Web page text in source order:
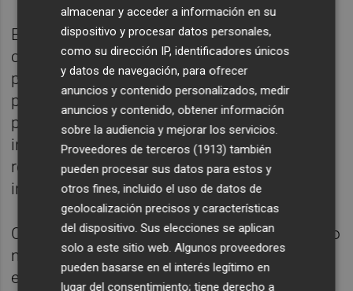
Entre las principales líneas de acción de la
compañía destacan la implementación de
planes específicos para la inclusión Lgbti,
programas de sensibilización y formación
para la plantilla, acciones de comunicación
inclusiva y mecanismos de prevención y
respuesta frente a comportamientos no
inclusivos.
Con su adhesión a REDI, B. Braun da un paso
más en su compromiso por construir
entornos profesionales que favorezcan la
almacenar y acceder a información en su
dispositivo y procesar datos personales,
como su dirección IP, identificadores únicos
y datos de navegación, para ofrecer
anuncios y contenido personalizados, medir
anuncios y contenido, obtener información
sobre la audiencia y mejorar los servicios.
Proveedores de terceros (1913) también
pueden procesar sus datos para estos y
otros fines, incluido el uso de datos de
geolocalización precisos y características
del dispositivo. Sus elecciones se aplican
solo a este sitio web. Algunos proveedores
pueden basarse en el interés legítimo en
lugar del consentimiento; tiene derecho a